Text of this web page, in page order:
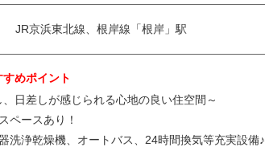
JR京浜東北線、根岸線「根岸」駅
めポイント
、日差しが感じられる心地の良い住空間～
ペースあり！
洗浄乾燥機、オートバス、24時間換気等充実設備♪